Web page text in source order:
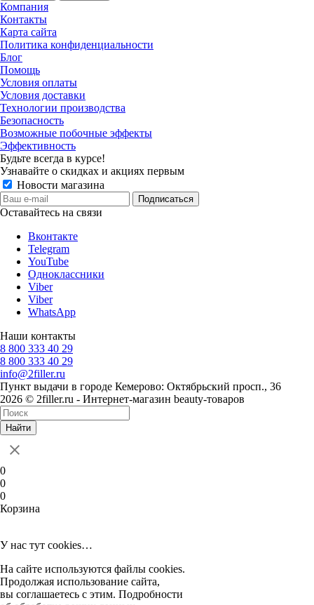
Компания
Контакты
Карта сайта
Политика конфиденциальности
Блог
Помощь
Условия оплаты
Условия доставки
Технологии производства
Безопасность
Возможные побочные эффекты
Эффективность
Будьте всегда в курсе!
Узнавайте о скидках и акциях первым
Новости магазина
Оставайтесь на связи
Вконтакте
Telegram
YouTube
Одноклассники
Viber
Viber
WhatsApp
Наши контакты
8 800 333 40 29
8 800 333 40 29
info@2filler.ru
Пункт выдачи в городе Кемерово: Октябрьский просп., 36
2026 © 2filler.ru - Интернет-магазин beauty-товаров
Найти
0
0
0
Корзина
У нас тут cookies…
На сайте используются файлы cookies.
Продолжая использование сайта,
вы соглашаетесь с этим. Подробности